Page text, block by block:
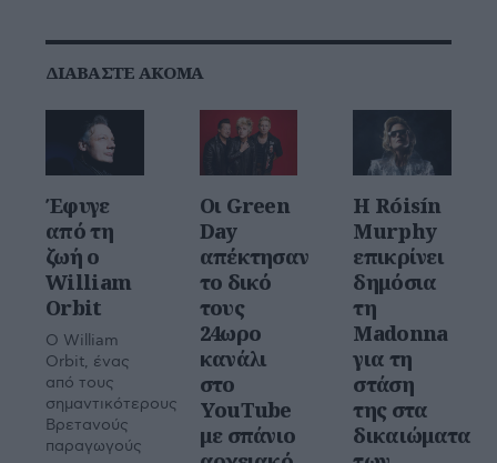
ΔΙΑΒΆΣΤΕ ΑΚΌΜΑ
Έφυγε
από τη
ζωή ο
William
Orbit
Ο William
Orbit, ένας
από τους
σημαντικότερους
Βρετανούς
παραγωγούς
Οι Green
Day
απέκτησαν
το δικό
τους
24ωρο
κανάλι
στο
YouTube
με σπάνιο
Η Róisín
Murphy
επικρίνει
δημόσια
τη
Madonna
για τη
στάση
της στα
δικαιώματα